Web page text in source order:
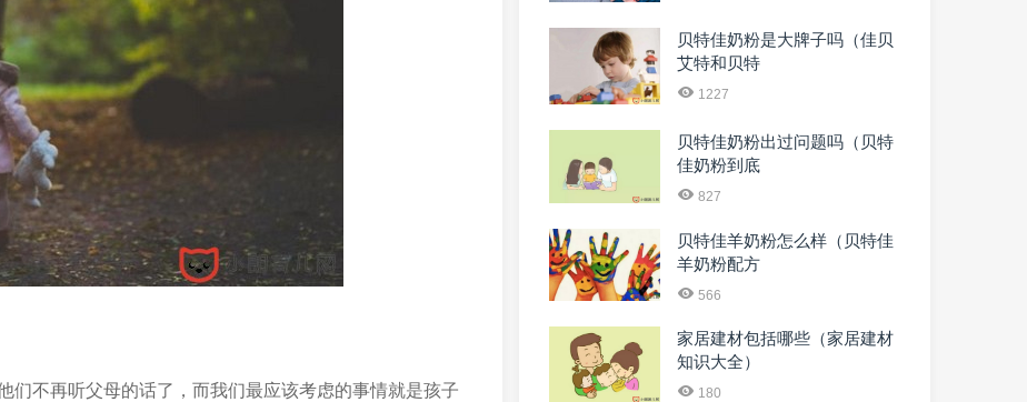
们不再听父母的话了，而我们最应该考虑的事情就是孩子
贝特佳奶粉是大牌子吗（佳贝
艾特和贝特
1227
贝特佳奶粉出过问题吗（贝特
佳奶粉到底
827
贝特佳羊奶粉怎么样（贝特佳
羊奶粉配方
566
家居建材包括哪些（家居建材
知识大全）
180